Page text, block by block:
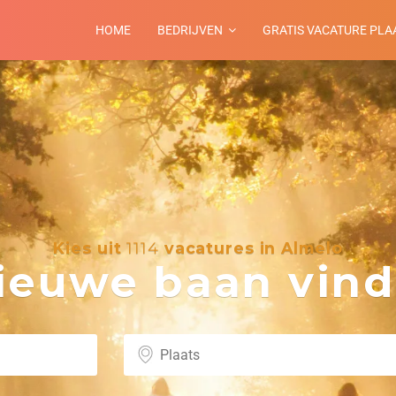
HOME BEDRIJVEN GRATIS VACATURE
Kies uit1114vacatures in Almelo
baan